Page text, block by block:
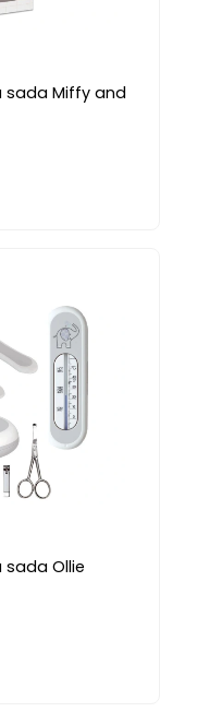
sada Miffy and
sada Ollie